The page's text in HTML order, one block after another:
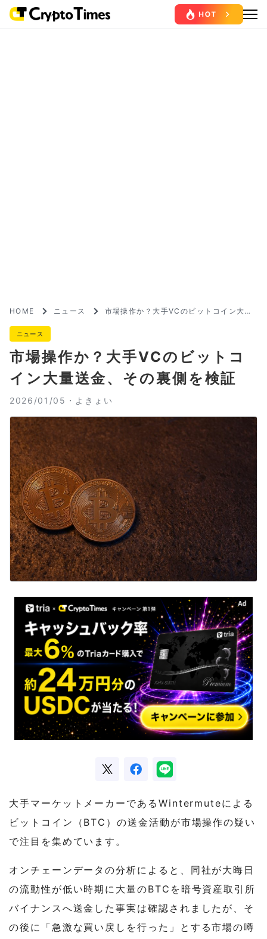
HOME ニュース
市場操作か？大手VCのビットコイン大量
ニュース
市場操作か？大手VCのビットコ
イン大量送金、その裏側を検証
2026/01/05・ よきょい
大手マーケットメーカーであるWintermuteによる
ビットコイン（BTC）の送金活動が市場操作の疑い
で注目を集めています。
オンチェーンデータの分析によると、同社が大晦日
の流動性が低い時期に大量のBTCを暗号資産取引所
バイナンスへ送金した事実は確認されましたが、そ
の後に「急激な買い戻しを行った」とする市場の噂